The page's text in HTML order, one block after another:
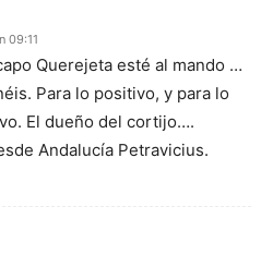
09:11
Querejeta esté al mando …
Para lo positivo, y para lo
El dueño del cortijo….
Andalucía Petravicius.